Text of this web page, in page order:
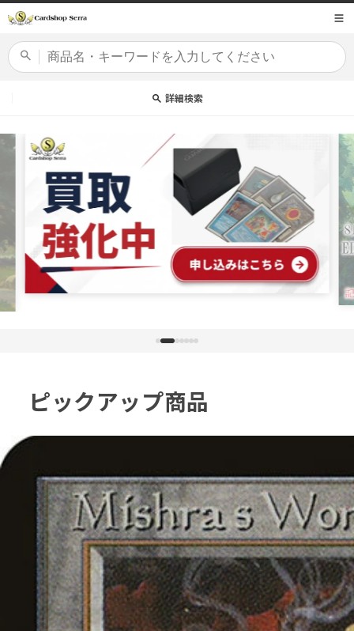
ンツに
詳細検索
商品コード
カードセット
ピックアップ商品